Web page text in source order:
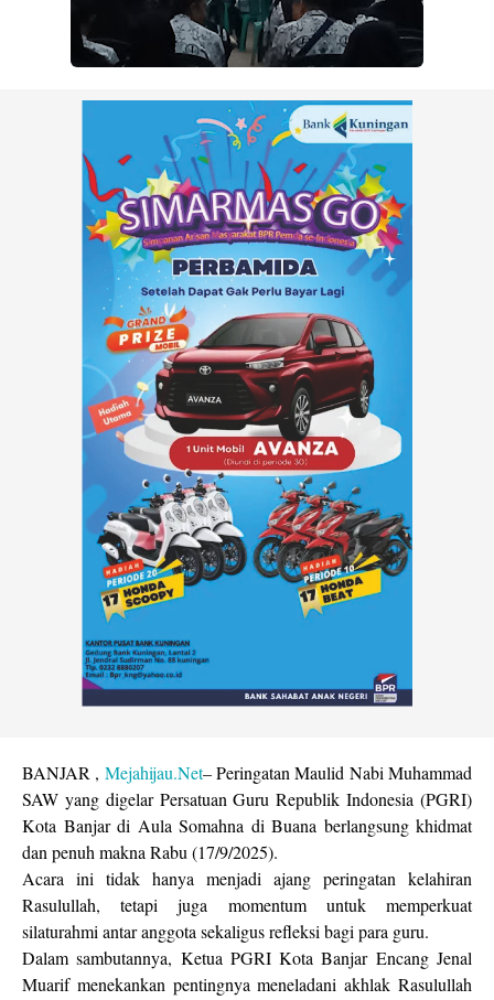
BANJAR , Mejahijau.Net– Peringatan Maulid Nabi Muhammad
SAW yang digelar Persatuan Guru Republik Indonesia (PGRI)
Kota Banjar di Aula Somahna di Buana berlangsung khidmat
dan penuh makna Rabu (17/9/2025).
Acara ini tidak hanya menjadi ajang peringatan kelahiran
Rasulullah, tetapi juga momentum untuk memperkuat
silaturahmi antar anggota sekaligus refleksi bagi para guru.
Dalam sambutannya, Ketua PGRI Kota Banjar Encang Jenal
Muarif menekankan pentingnya meneladani akhlak Rasulullah